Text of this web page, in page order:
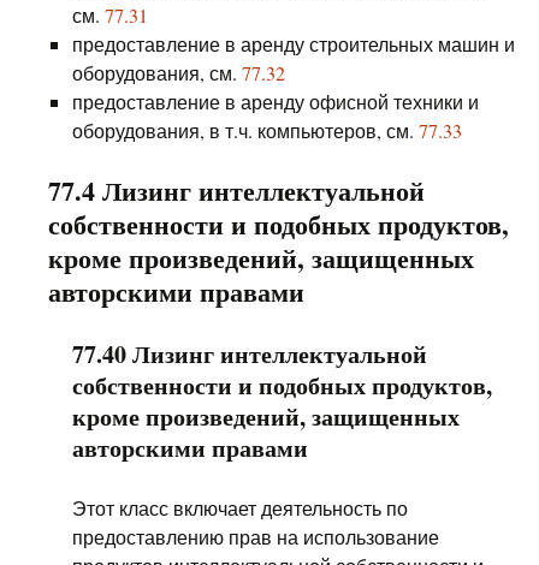
см. 77.31
предоставление в аренду строительных машин и
оборудования, см. 77.32
предоставление в аренду офисной техники и
оборудования, в т.ч. компьютеров, см. 77.33
77.4 Лизинг интеллектуальной
собственности и подобных продуктов,
кроме произведений, защищенных
авторскими правами
77.40 Лизинг интеллектуальной
собственности и подобных продуктов,
кроме произведений, защищенных
авторскими правами
Этот класс включает деятельность по
предоставлению прав на использование